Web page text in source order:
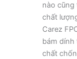
nào cũng
chất
Carez
bám dính
chất